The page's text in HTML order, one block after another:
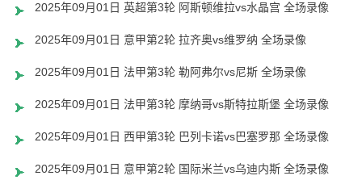
2025年09月01日 英超第3轮 阿斯顿维拉vs水晶宫 全场录像
2025年09月01日 意甲第2轮 拉齐奥vs维罗纳 全场录像
2025年09月01日 法甲第3轮 勒阿弗尔vs尼斯 全场录像
2025年09月01日 法甲第3轮 摩纳哥vs斯特拉斯堡 全场录像
2025年09月01日 西甲第3轮 巴列卡诺vs巴塞罗那 全场录像
2025年09月01日 意甲第2轮 国际米兰vs乌迪内斯 全场录像